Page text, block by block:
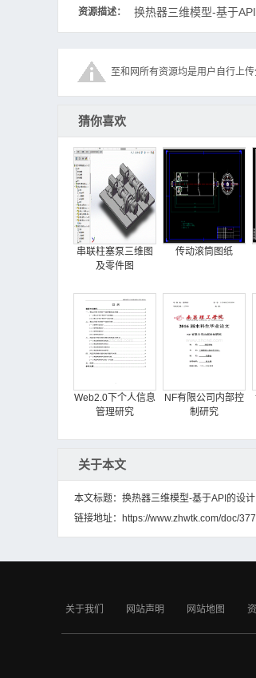
资源描述： 换热器三维模型-基于
至和网所有资源均是用户自行上
猜你喜欢
串联柱塞泵三维图
及零件图
传动滚筒图纸
Web2.0下个人信息
管理研究
NF有限公司内部控
制研究
关于本文
本文标题：换热器三维模型-基于API的设
链接地址： https://www.zhwtk.com/doc/
关于我们 网站声明 网站地图